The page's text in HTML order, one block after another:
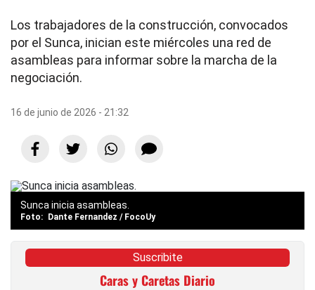
Los trabajadores de la construcción, convocados
por el Sunca, inician este miércoles una red de
asambleas para informar sobre la marcha de la
negociación.
16 de junio de 2026 - 21:32
Sunca inicia asambleas.
Dante Fernandez / FocoUy
Suscribite
Caras y Caretas Diario